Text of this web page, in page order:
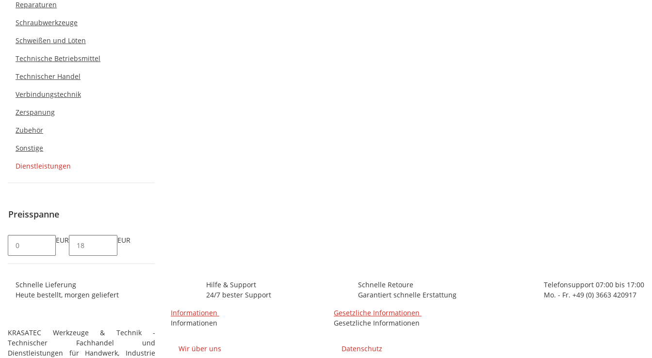
Reparaturen
Schraubwerkzeuge
Schweißen und Löten
Technische Betriebsmittel
Technischer Handel
Verbindungstechnik
Zerspanung
Zubehör
Sonstige
Dienstleistungen
Preisspanne
EUR EUR
Schnelle Lieferung
Heute bestellt, morgen geliefert
Hilfe & Support
24/7 bester Support
Schnelle Retoure
Garantiert schnelle Erstattung
Telefonsupport 07:00 bis 17:00
Mo. - Fr. +49 (0) 3663 420917
KRASATEC Werkzeuge & Technik -
Technischer Fachhandel und
Dienstleistungen für Handwerk, Industrie
Informationen
Informationen
Wir über uns
Gesetzliche Informationen
Gesetzliche Informationen
Datenschutz